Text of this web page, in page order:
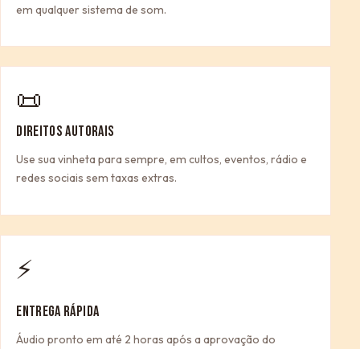
em qualquer sistema de som.
📜
DIREITOS AUTORAIS
Use sua vinheta para sempre, em cultos, eventos, rádio e
redes sociais sem taxas extras.
⚡
ENTREGA RÁPIDA
Áudio pronto em até 2 horas após a aprovação do